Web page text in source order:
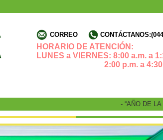
CORREO
HORARIO DE ATENCIÓN:
LUNES a VIERNES: 8:00 a.m. a
2:00 p.m. a 4:30
- “AÑO DE LA